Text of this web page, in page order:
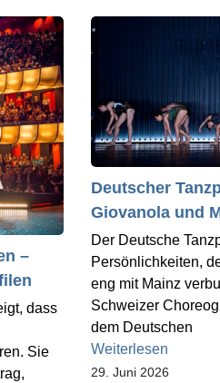
–
dass
Sie
Deutscher
Giovanola und
Der Deutsche
Persönlichkeiten,
eng mit Mainz
Schweizer
dem Deutschen
Weiterlesen
29. Juni 2026